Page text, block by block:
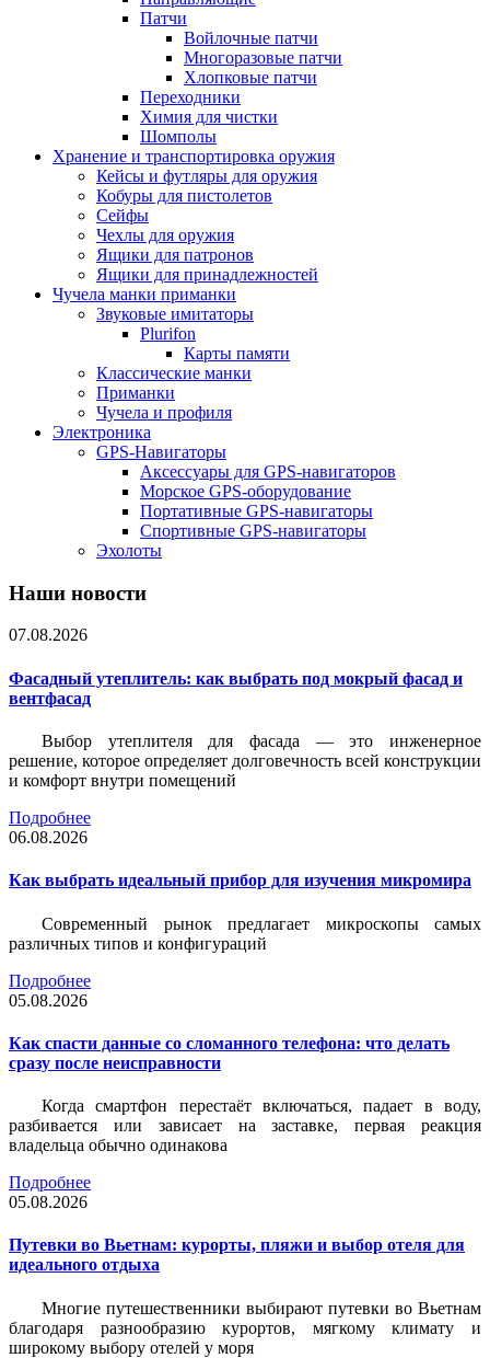
Патчи
Войлочные патчи
Многоразовые патчи
Хлопковые патчи
Переходники
Химия для чистки
Шомполы
Хранение и транспортировка оружия
Кейсы и футляры для оружия
Кобуры для пистолетов
Сейфы
Чехлы для оружия
Ящики для патронов
Ящики для принадлежностей
Чучела манки приманки
Звуковые имитаторы
Plurifon
Карты памяти
Классические манки
Приманки
Чучела и профиля
Электроника
GPS-Навигаторы
Аксессуары для GPS-навигаторов
Морское GPS-оборудование
Портативные GPS-навигаторы
Спортивные GPS-навигаторы
Эхолоты
Наши новости
07.08.2026
Фасадный утеплитель: как выбрать под мокрый фасад и
вентфасад
Выбор утеплителя для фасада — это инженерное
решение, которое определяет долговечность всей конструкции
и комфорт внутри помещений
Подробнее
06.08.2026
Как выбрать идеальный прибор для изучения микромира
Современный рынок предлагает микроскопы самых
различных типов и конфигураций
Подробнее
05.08.2026
Как спасти данные со сломанного телефона: что делать
сразу после неисправности
Когда смартфон перестаёт включаться, падает в воду,
разбивается или зависает на заставке, первая реакция
владельца обычно одинакова
Подробнее
05.08.2026
Путевки во Вьетнам: курорты, пляжи и выбор отеля для
идеального отдыха
Многие путешественники выбирают путевки во Вьетнам
благодаря разнообразию курортов, мягкому климату и
широкому выбору отелей у моря